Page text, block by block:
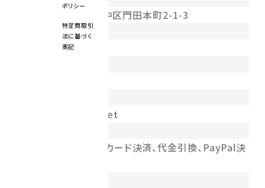
ポリシー
特定商取引
法に基づく
表記
〒703-8274 岡山市中区門田本町2-1-3
代表責任者
sports@ishitoyo.net
銀行振込、クレジットカード決済、代金引換、PayPal決